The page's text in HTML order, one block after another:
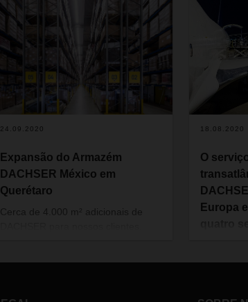
24.09.2020
Expansão do Armazém
DACHSER México em
Querétaro
Cerca de 4.000 m² adicionais de
DACHSER possui um novo
18.08.2020
O
Europa
A partir